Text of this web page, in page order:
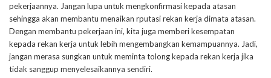
pekerjaannya. Jangan lupa untuk mengkonfirmasi kepada atasan
sehingga akan membantu menaikan rputasi rekan kerja dimata atasan.
Dengan membantu pekerjaan ini, kita juga memberi kesempatan
kepada rekan kerja untuk lebih mengembangkan kemampuannya. Jadi,
jangan merasa sungkan untuk meminta tolong kepada rekan kerja jika
tidak sanggup menyelesaikannya sendiri.